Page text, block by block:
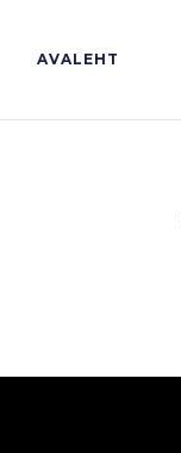
AVALEHT